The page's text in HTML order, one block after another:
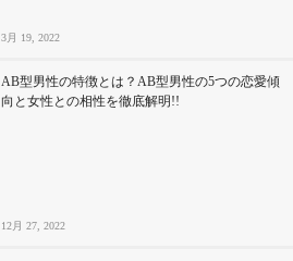
3月 19, 2022
AB型男性の特徴とは？AB型男性の5つの恋愛傾
向と女性との相性を徹底解明!!
12月 27, 2022